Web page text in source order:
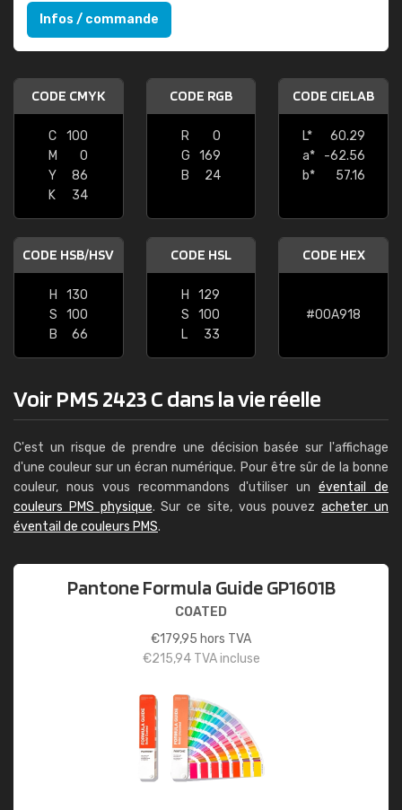
Infos / commande
CODE CMYK
C
100
M
0
Y
86
K
34
CODE RGB
R
0
G
169
B
24
CODE CIELAB
L*
60.29
a*
-62.56
b*
57.16
CODE HSB/HSV
H
130
S
100
B
66
CODE HSL
H
129
S
100
L
33
CODE HEX
#00A918
Voir PMS 2423 C dans la vie réelle
C'est un risque de prendre une décision basée sur l'affichage
d'une couleur sur un écran numérique. Pour être sûr de la bonne
couleur, nous vous recommandons d'utiliser un éventail de
couleurs PMS physique. Sur ce site, vous pouvezacheter un
éventail de couleurs PMS.
Pantone Formula Guide GP1601B
COATED
€179,95 hors TVA
€215,94TVA incluse